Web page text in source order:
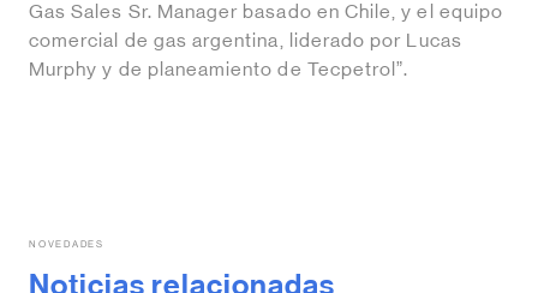
Gas Sales Sr. Manager basado en Chile, y el equipo
comercial de gas argentina, liderado por Lucas
Murphy y de planeamiento de Tecpetrol”.
NOVEDADES
Noticias relacionadas